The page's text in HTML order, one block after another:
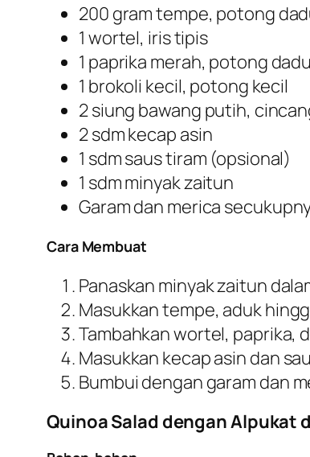
200 gram tempe, potong
1 wortel, iris tipis
1 paprika merah, potong dadu
1 brokoli kecil, potong kecil
2 siung bawang putih,
2 sdm kecap asin
1 sdm saus tiram (opsional)
1 sdm minyak zaitun
Garam dan merica
Cara Membuat
Panaskan minyak zaitun
Masukkan tempe, aduk
Tambahkan wortel, paprika,
Masukkan kecap asin dan
Bumbui dengan garam dan
Quinoa Salad dengan Alpukat